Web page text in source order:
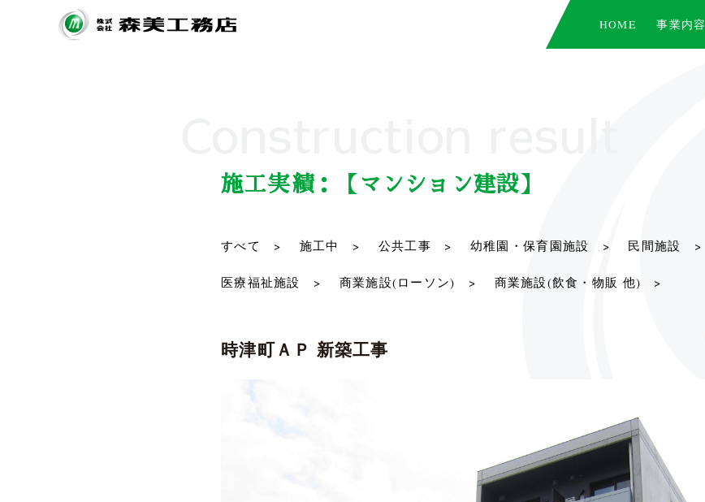
HOME 事業内容
施工実績：【マンション建設】
すべて > 施工中 > 公共工事 > 幼稚園・保育園施設 > 民間施設 >
医療福祉施設 > 商業施設(ローソン) > 商業施設(飲食・物販 他) >
時津町ＡＰ 新築工事